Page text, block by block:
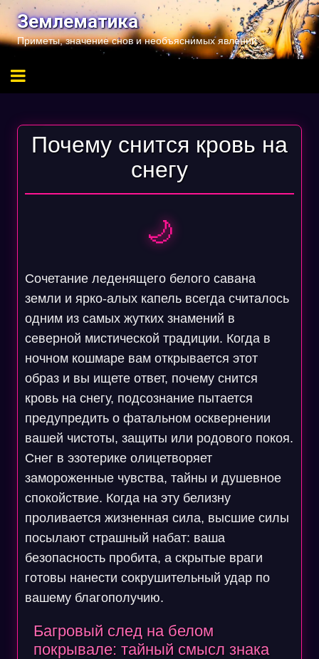
Перейти
содержимому
Землематика
Приметы, значение снов и необъяснимых явлений
Почему снится кровь на
снегу
🌙
Сочетание леденящего белого савана
земли и ярко-алых капель всегда считалось
одним из самых жутких знамений в
северной мистической традиции. Когда в
ночном кошмаре вам открывается этот
образ и вы ищете ответ, почему снится
кровь на снегу, подсознание пытается
предупредить о фатальном осквернении
вашей чистоты, защиты или родового покоя.
Снег в эзотерике олицетворяет
замороженные чувства, тайны и душевное
спокойствие. Когда на эту белизну
проливается жизненная сила, высшие силы
посылают страшный набат: ваша
безопасность пробита, а скрытые враги
готовы нанести сокрушительный удар по
вашему благополучию.
Багровый след на белом
покрывале: тайный смысл знака